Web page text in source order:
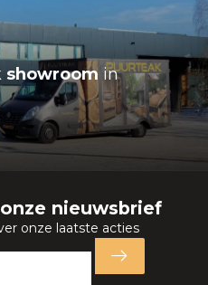
showroom in
nieuwsbrief
onze laatste acties